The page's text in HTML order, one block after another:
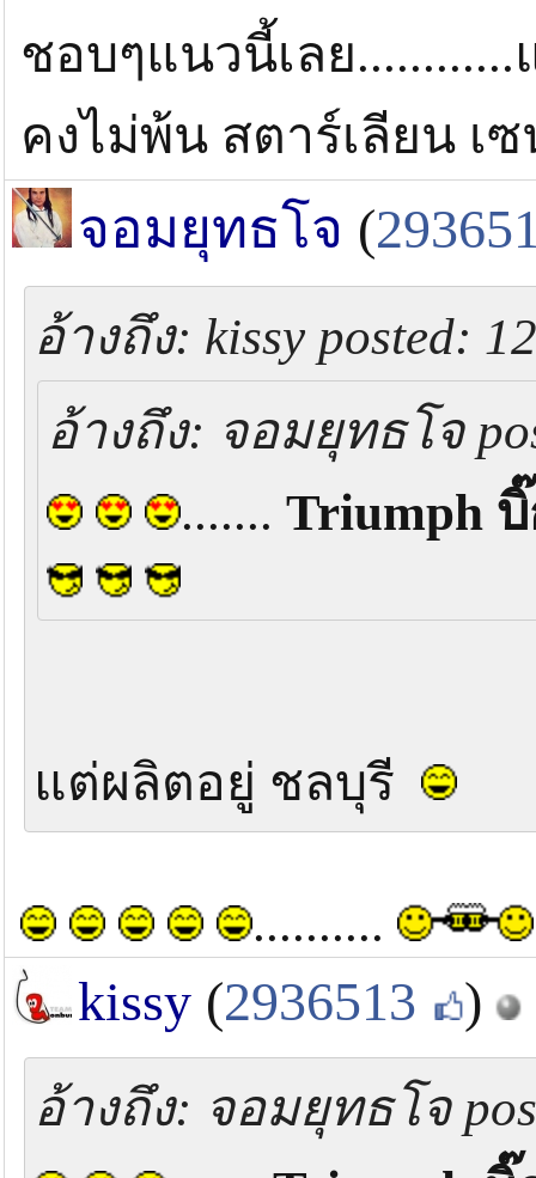
ชอบๆแนวนี้เลย
คงไม่พ้น สตาร์เลียน เ
จอมยุทธโจ (
อ้างถึง: kissy posted:
อ้างถึง: จอมยุทธโจ
....... Triumph
แต่ผลิตอยู่ ชลบุรี
..........
kissy (2936513 )
อ้างถึง: จอมยุทธโจ